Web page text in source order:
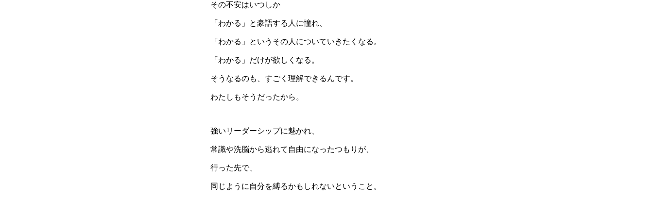
その不安はいつしか
「わかる」と豪語する人に憧れ、
「わかる」というその人についていきたくなる。
「わかる」だけが欲しくなる。
そうなるのも、すごく理解できるんです。
わたしもそうだったから。
強いリーダーシップに魅かれ、
常識や洗脳から逃れて自由になったつもりが、
行った先で、
同じように自分を縛るかもしれないということ。